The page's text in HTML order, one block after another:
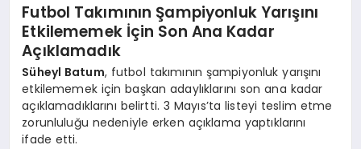
Futbol Takımının Şampiyonluk Yarışını
Etkilememek İçin Son Ana Kadar
Açıklamadık
Süheyl Batum, futbol takımının şampiyonluk yarışını
etkilememek için başkan adaylıklarını son ana kadar
açıklamadıklarını belirtti. 3 Mayıs’ta listeyi teslim etme
zorunluluğu nedeniyle erken açıklama yaptıklarını
ifade etti.